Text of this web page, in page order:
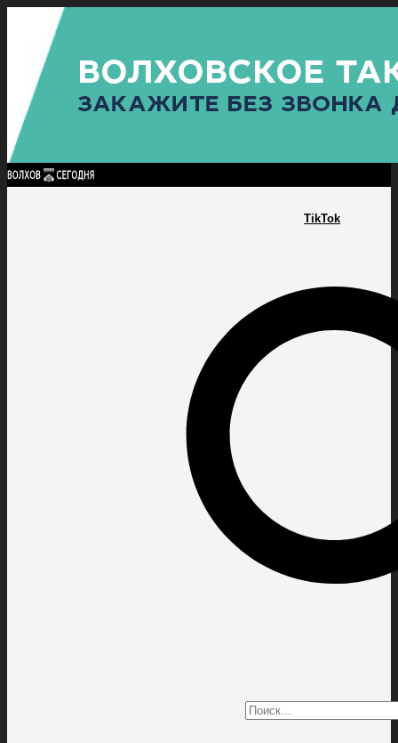
TikTok
Найти:
ГЛАВНАЯ ПОЛИТИКАПРОИСШЕСТВИЯ ПРОКУРАТУРАСПОРТ
ПОЛИТИКА
КУЛЬТУРА
ПОСЕЛЕНИЯ